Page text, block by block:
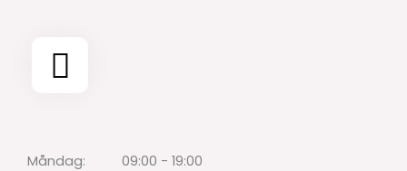
Måndag:
09:00 - 19:00